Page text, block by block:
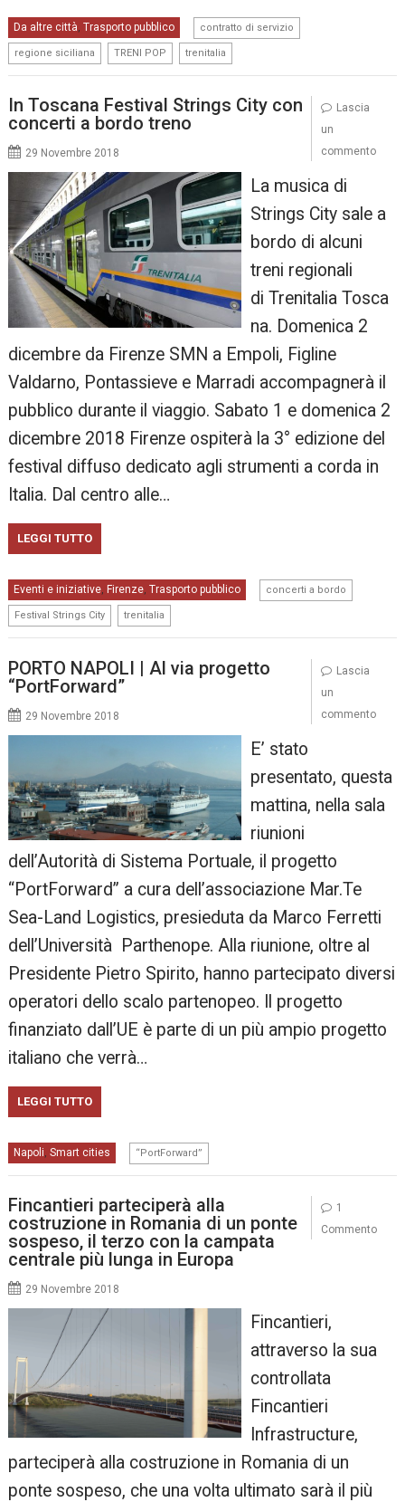
Da altre città,Trasporto pubblico contratto di servizio
regione siciliana TRENI POP trenitalia
In Toscana Festival Strings City con
concerti a bordo treno
29 Novembre 2018
La musica di
Strings City sale a
bordo di alcuni
treni regionali
di Trenitalia Tosca
na. Domenica 2
dicembre da Firenze SMN a Empoli, Figline
Valdarno, Pontassieve e Marradi accompagnerà il
pubblico durante il viaggio. Sabato 1 e domenica 2
dicembre 2018 Firenze ospiterà la 3° edizione del
festival diffuso dedicato agli strumenti a corda in
Italia. Dal centro alle…
LEGGI TUTTO
Eventi e iniziative, Firenze, Trasporto pubblico concerti a bordo
Festival Strings City trenitalia
Lascia
un
commento
PORTO NAPOLI | Al via progetto
“PortForward”
29 Novembre 2018
E’ stato
presentato, questa
mattina, nella sala
riunioni
dell’Autorità di Sistema Portuale, il progetto
“PortForward” a cura dell’associazione Mar.Te
Sea-Land Logistics, presieduta da Marco Ferretti
dell’Università Parthenope. Alla riunione, oltre al
Presidente Pietro Spirito, hanno partecipato diversi
operatori dello scalo partenopeo. Il progetto
finanziato dall’UE è parte di un più ampio progetto
italiano che verrà…
LEGGI TUTTO
Napoli,Smart cities “PortForward”
Lascia
un
commento
Fincantieri parteciperà alla
costruzione in Romania di un ponte
sospeso, il terzo con la campata
centrale più lunga in Europa
29 Novembre 2018
Fincantieri,
attraverso la sua
controllata
Fincantieri
Infrastructure,
parteciperà alla costruzione in Romania di un
ponte sospeso, che una volta ultimato sarà il più
1
Commento